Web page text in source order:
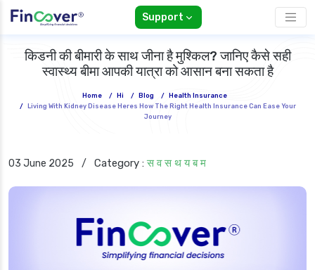
Support
किडनी की बीमारी के साथ जीना है मुश्किल? जानिए कैसे सही
स्वास्थ्य बीमा आपकी यात्रा को आसान बना सकता है
Home / Hi / Blog /
Health Insurance
/
Living With Kidney Disease Heres How The Right Health Insurance Can Ease Your
Journey
03 June 2025 / Category :स व स थ य ब म